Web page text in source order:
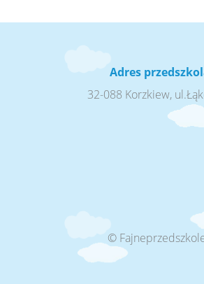
Adres
32-088 Korzkiew,
©